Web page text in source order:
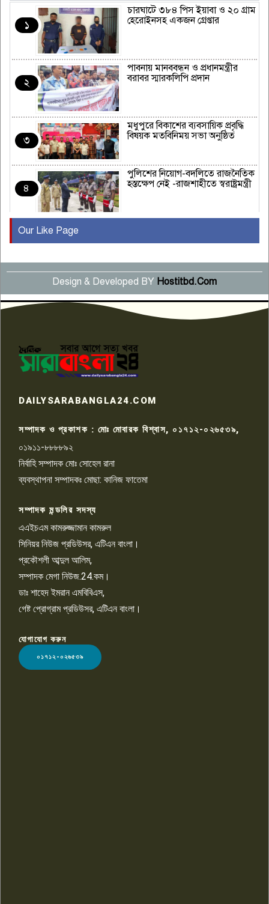
১
চারঘাটে ৩৮৪ পিস ইয়াবা ও ২০ গ্রাম
হেরোইনসহ একজন গ্রেপ্তার
২
পাবনায় মানববন্ধন ও প্রধানমন্ত্রীর
বরাবর স্মারকলিপি প্রদান
৩
মধুপুরে বিকাশের ব্যবসায়িক প্রবৃদ্ধি
বিষয়ক মতবিনিময় সভা অনুষ্ঠিত
৪
পুলিশের নিয়োগ-বদলিতে রাজনৈতিক
হস্তক্ষেপ নেই -রাজশাহীতে স্বরাষ্ট্রমন্ত্রী
৫
বছর পূর্তি উদযাপন
৬
সংবাদ সম্মেলনে অভিযোগ অস্বীকার
উদ্দেশ্য প্রণোদিত সংবাদ প্রকাশের
প্রতিবাদ নাজির হাসানের
৭
কেটে ঘরে ঢুকে স্কুল শিক্ষিকাকে হত্যা
টয়লেটের ট্যাংকি থেকে লাশ উদ্ধার
রাজশাহীতে সন্ত্রাসী হামলায় গুরুতর
৯
চাঁদাবাজি ও হয়রানির অভিযোগ
১০
Our Like Page
Design & Developed BY Hostitbd.Com
LOGO
DAILYSARABANGLA24.COM
সম্পাদক ও প্রকাশক : মোঃ মোবারক বিশ্বাস, ০১৭১২-০২৬৫৩৯,
০১৯১১-৮৮৮৮৯২
নির্বাহি সম্পাদক মোঃ সোহেল রানা
ব্যবস্থাপনা সম্পাদকঃ মোছা: কানিজ ফাতেমা
সম্পাদক মন্ডলির সদস্য
এএইচএম কামরুজ্জামান কামরুল
সিনিয়র নিউজ প্রডিউসর, এটিএন বাংলা।
প্রকৌশলী আব্দুল আলিম,
সম্পাদক মেগা নিউজ.24.কম।
ডাঃ শাহেদ ইমরান এমবিবিএস,
গেষ্ট প্রোগ্রাম প্রডিউসর, এটিএন বাংলা।
যোগাযোগ করুন
০১৭১২-০২৬৫৩৯